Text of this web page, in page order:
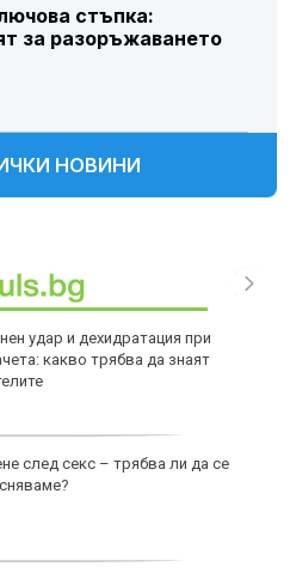
стъпка:
за разоръжаването
НОВИНИ
удар и дехидратация при
какво трябва да знаят
след секс – трябва ли да се